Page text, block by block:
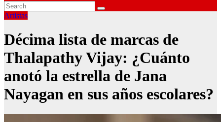
Artistas
Décima lista de marcas de
Thalapathy Vijay: ¿Cuánto
anotó la estrella de Jana
Nayagan en sus años escolares?